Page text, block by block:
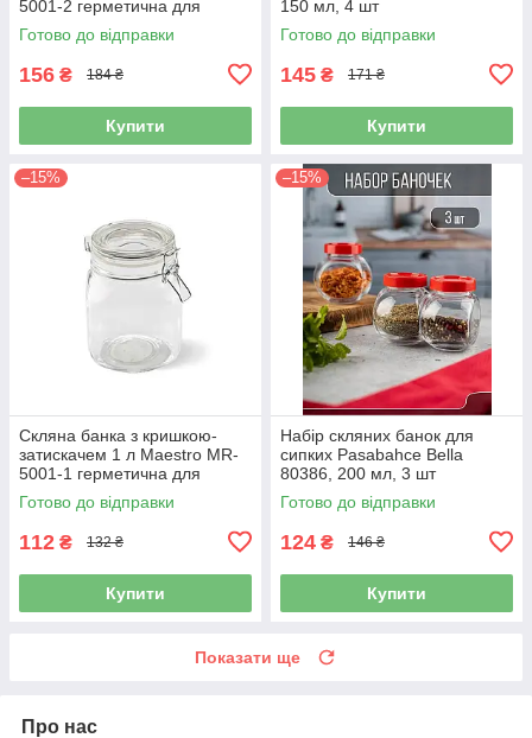
5001-2 герметична для
продуктів
Готово до відправки
156 ₴ 184 ₴
Купити
150 мл, 4 шт
Готово до відправки
145 ₴ 171 ₴
Купити
–15%
Скляна банка з кришкою-
затискачем 1 л Maestro MR-
5001-1 герметична для
продуктів
Готово до відправки
112 ₴ 132 ₴
Купити
–15%
Набір скляних банок для
сипких Pasabahce Bella
80386, 200 мл, 3 шт
Готово до відправки
124 ₴ 146 ₴
Купити
Показати ще
Про нас